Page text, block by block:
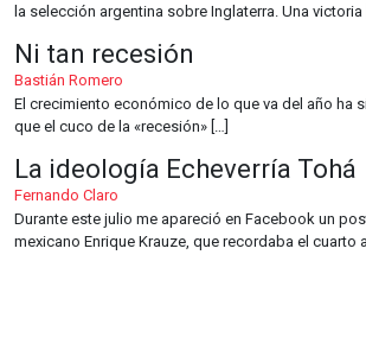
la selección argentina sobre Inglaterra. Una victoria
Ni tan recesión
Bastián Romero
El crecimiento económico de lo que va del año ha
que el cuco de la «recesión» […]
La ideología Echeverría Tohá
Fernando Claro
Durante este julio me apareció en Facebook un
mexicano Enrique Krauze, que recordaba el cuarto